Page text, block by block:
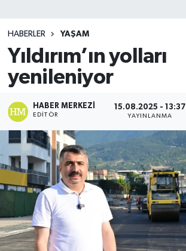
HABERLER YAŞAM
Yıldırım’ın yolları
yenileniyor
HABER MERKEZI
EDITÖR
15.08.2025 - 13:37
YAYINLANMA
Teknoloji
TRABZON
TRABZONSPOR
Yaşam